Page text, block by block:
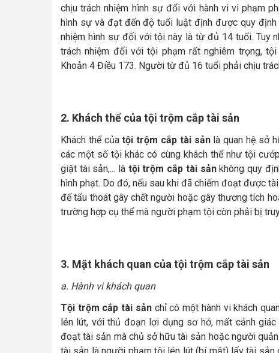
chịu trách nhiệm hình sự đối với hành vi vi phạm
hình sự và đạt đến độ tuổi luật định được quy
nhiệm hình sự đối với tội này là từ đủ 14 tuổi. Tuy
trách nhiệm đối với tội phạm rất nghiêm trọng,
Khoản 4 Điều 173. Người từ đủ 16 tuổi phải chịu
2. Khách thể của tội trộm cắp tài sản
Khách thể củatội trộm cắp tài sảnlà quan hệ sở
các một số tội khác có cùng khách thể như tội
giật tài sản,... là tội trộm cắp tài sảnkhông quy
hình phạt. Do đó, nếu sau khi đã chiếm đoạt được
để tẩu thoát gây chết người hoặc gây thương tích
trường hợp cụ thể mà người phạm tội còn phải bị
3. Mặt khách quan của tội trộm cắp tài sản
a. Hành vi khách quan
Tội trộm cắp tài sảnchỉ có một hành vi khách
lén lút, với thủ đoạn lợi dụng sơ hở, mất cảnh
đoạt tài sản mà chủ sở hữu tài sản hoặc người
tài sản là người phạm tội lén lút (bí mật) lấy tài